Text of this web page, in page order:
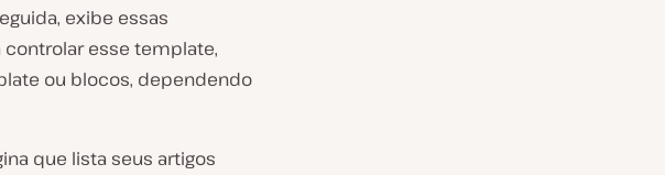
exibe essas
esse template,
ou blocos, dependendo
que lista seus artigos